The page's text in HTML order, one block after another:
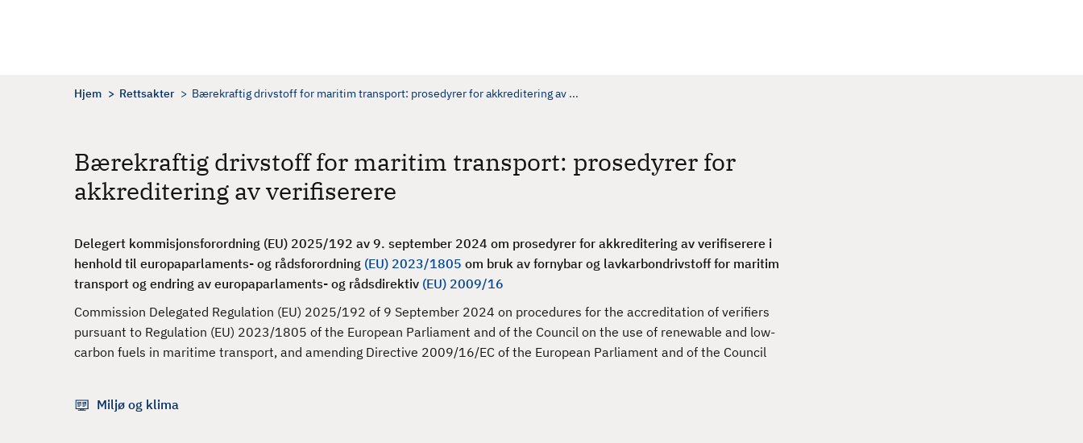
Hjem Rettsakter Bærekraftig drivstoff for maritim transport: prosedyrer for akkreditering av ...
Bærekraftig drivstoff for maritim transport: prosedyrer for
akkreditering av verifiserere
Delegert kommisjonsforordning (EU) 2025/192 av 9. september 2024 om prosedyrer for akkreditering av verifiserere i
henhold til europaparlaments- og rådsforordning (EU) 2023/1805 om bruk av fornybar og lavkarbondrivstoff for maritim
transport og endring av europaparlaments- og rådsdirektiv (EU) 2009/16
Commission Delegated Regulation (EU) 2025/192 of 9 September 2024 on procedures for the accreditation of verifiers
pursuant to Regulation (EU) 2023/1805 of the European Parliament and of the Council on the use of renewable and low-
carbon fuels in maritime transport, and amending Directive 2009/16/EC of the European Parliament and of the Council
Miljø og klima